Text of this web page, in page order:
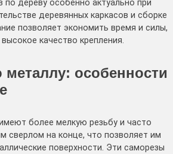
по дереву особенно актуально при
деревянных каркасов и сборке
позволяет экономить время и силы,
качество крепления.
особенности
более мелкую резьбу и часто
сверлом на конце, что позволяет им
поверхности. Эти саморезы